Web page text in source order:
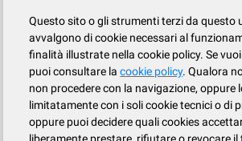
Questo sito o gli strumenti terzi da questo
avvalgono di cookie necessari al
finalità illustrate nella cookie policy. Se
puoi consultare lacookie policy. Qualora
non procedere con la navigazione, oppure
limitatamente con i soli cookie tecnici o di
oppure puoi decidere quali cookies